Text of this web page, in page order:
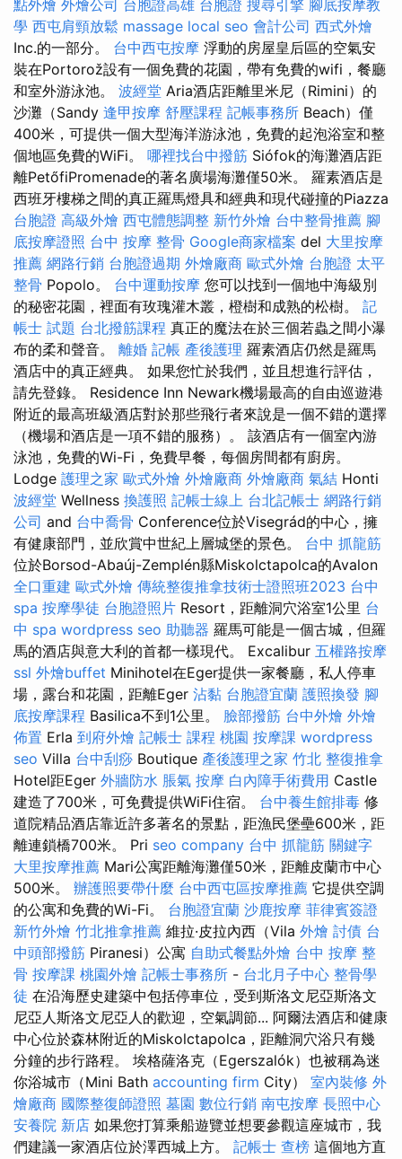
點外燴 外燴公司 台胞證高雄 台胞證 搜尋引擎 腳底按摩教
學 西屯肩頸放鬆 massage local seo 會計公司 西式外燴
Inc.的一部分。 台中西屯按摩 浮動的房屋皇后區的空氣安
裝在Portorož設有一個免費的花園，帶有免費的wifi，餐廳
和室外游泳池。 波經堂 Aria酒店距離里米尼（Rimini）的
沙灘（Sandy 逢甲按摩 舒壓課程 記帳事務所 Beach）僅
400米，可提供一個大型海洋游泳池，免費的起泡浴室和整
個地區免費的WiFi。 哪裡找台中撥筋 Siófok的海灘酒店距
離PetőfiPromenade的著名廣場海灘僅50米。 羅素酒店是
西班牙樓梯之間的真正羅馬燈具和經典和現代碰撞的Piazza
台胞證 高級外燴 西屯體態調整 新竹外燴 台中整骨推薦 腳
底按摩證照 台中 按摩 整骨 Google商家檔案 del 大里按摩
推薦 網路行銷 台胞證過期 外燴廠商 歐式外燴 台胞證 太平
整骨 Popolo。 台中運動按摩 您可以找到一個地中海級別
的秘密花園，裡面有玫瑰灌木叢，橙樹和成熟的松樹。 記
帳士 試題 台北撥筋課程 真正的魔法在於三個若蟲之間小瀑
布的柔和聲音。 離婚 記帳 產後護理 羅素酒店仍然是羅馬
酒店中的真正經典。 如果您忙於我們，並且想進行評估，
請先登錄。 Residence Inn Newark機場最高的自由巡遊港
附近的最高班級酒店對於那些飛行者來說是一個不錯的選擇
（機場和酒店是一項不錯的服務）。 該酒店有一個室內游
泳池，免費的Wi-Fi，免費早餐，每個房間都有廚房。
Lodge 護理之家 歐式外燴 外燴廠商 外燴廠商 氣結 Honti
波經堂 Wellness 換護照 記帳士線上 台北記帳士 網路行銷
公司 and 台中喬骨 Conference位於Visegrád的中心，擁
有健康部門，並欣賞中世紀上層城堡的景色。 台中 抓龍筋
位於Borsod-Abaúj-Zemplén縣Miskolctapolca的Avalon
全口重建 歐式外燴 傳統整復推拿技術士證照班2023 台中
spa 按摩學徒 台胞證照片 Resort，距離洞穴浴室1公里 台
中 spa wordpress seo 助聽器 羅馬可能是一個古城，但羅
馬的酒店與意大利的首都一樣現代。 Excalibur 五權路按摩
ssl 外燴buffet Minihotel在Eger提供一家餐廳，私人停車
場，露台和花園，距離Eger 沾黏 台胞證宜蘭 護照換發 腳
底按摩課程 Basilica不到1公里。 臉部撥筋 台中外燴 外燴
佈置 Erla 到府外燴 記帳士 課程 桃園 按摩課 wordpress
seo Villa 台中刮痧 Boutique 產後護理之家 竹北 整復推拿
Hotel距Eger 外牆防水 脹氣 按摩 白內障手術費用 Castle
建造了700米，可免費提供WiFi住宿。 台中養生館排毒 修
道院精品酒店靠近許多著名的景點，距漁民堡壘600米，距
離連鎖橋700米。 Pri seo company 台中 抓龍筋 關鍵字
大里按摩推薦 Mari公寓距離海灘僅50米，距離皮蘭市中心
500米。 辦護照要帶什麼 台中西屯區按摩推薦 它提供空調
的公寓和免費的Wi-Fi。 台胞證宜蘭 沙鹿按摩 菲律賓簽證
新竹外燴 竹北推拿推薦 維拉·皮拉內西（Vila 外燴 討債 台
中頭部撥筋 Piranesi）公寓 自助式餐點外燴 台中 按摩 整
骨 按摩課 桃園外燴 記帳士事務所 - 台北月子中心 整骨學
徒 在沿海歷史建築中包括停車位，受到斯洛文尼亞斯洛文
尼亞人斯洛文尼亞人的歡迎，空氣調節... 阿爾法酒店和健康
中心位於森林附近的Miskolctapolca，距離洞穴浴只有幾
分鐘的步行路程。 埃格薩洛克（Egerszalók）也被稱為迷
你浴城市（Mini Bath accounting firm City） 室內裝修 外
燴廠商 國際整復師證照 墓園 數位行銷 南屯按摩 長照中心
安養院 新店 如果您打算乘船遊覽並想要參觀這座城市，我
們建議一家酒店位於澤西城上方。 記帳士 查榜 這個地方直